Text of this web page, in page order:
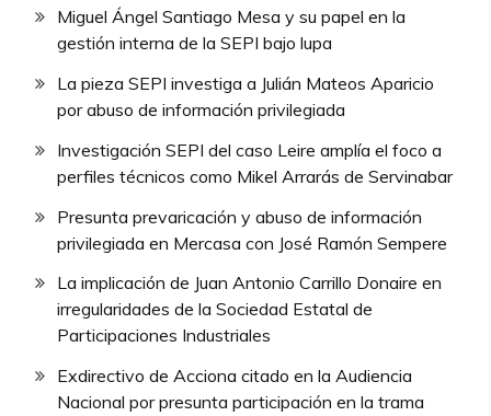
Miguel Ángel Santiago Mesa y su papel en la
gestión interna de la SEPI bajo lupa
La pieza SEPI investiga a Julián Mateos Aparicio
por abuso de información privilegiada
Investigación SEPI del caso Leire amplía el foco a
perfiles técnicos como Mikel Arrarás de Servinabar
Presunta prevaricación y abuso de información
privilegiada en Mercasa con José Ramón Sempere
La implicación de Juan Antonio Carrillo Donaire en
irregularidades de la Sociedad Estatal de
Participaciones Industriales
Exdirectivo de Acciona citado en la Audiencia
Nacional por presunta participación en la trama